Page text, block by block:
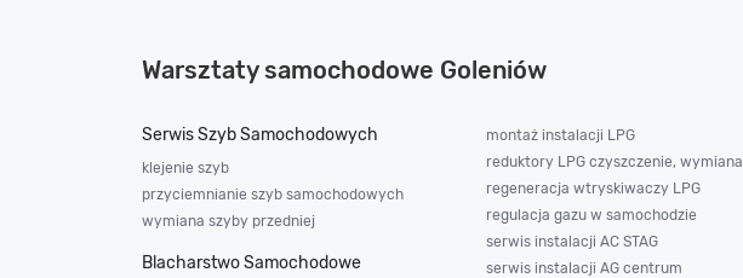
Warsztaty samochodowe Goleniów
Serwis Szyb Samochodowych
klejenie szyb
przyciemnianie szyb samochodowych
wymiana szyby przedniej
Blacharstwo Samochodowe
montaż instalacji LPG
reduktory LPG czyszczenie, wymiana
regeneracja wtryskiwaczy LPG
regulacja gazu w samochodzie
serwis instalacji AC STAG
serwis instalacji AG centrum